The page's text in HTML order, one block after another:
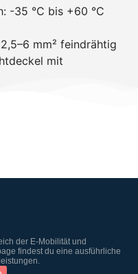
-35 °C bis +60 °C
mm² feindrähtig
mit
der E-Mobilität und
findest du eine ausführliche